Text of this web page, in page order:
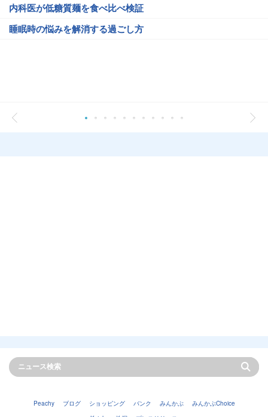
内科医が低糖質麺を食べ比べ検証
睡眠時の悩みを解消する過ごし方
Peachy ブログ ショッピング バンク みんかぶ
みんかぶChoice